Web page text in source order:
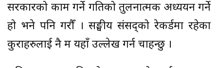
सरकारको काम गर्ने गतिको तुलनात्मक अध्ययन गर्ने
हो भने पनि गरौँ । सङ्घीय संसद्को रेकर्डमा रहेका
कुराहरुलाई नै म यहाँ उल्लेख गर्न चाहन्छु ।